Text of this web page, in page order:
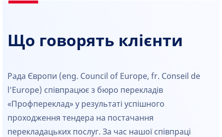
Що говорять клієнти
Рада Європи (eng. Council of Europe, fr. Conseil de
l’Europe) співпрацює з бюро перекладів
«Профпереклад» у результаті успішного
проходження тендера на постачання
перекладацьких послуг. За час нашої співпраці